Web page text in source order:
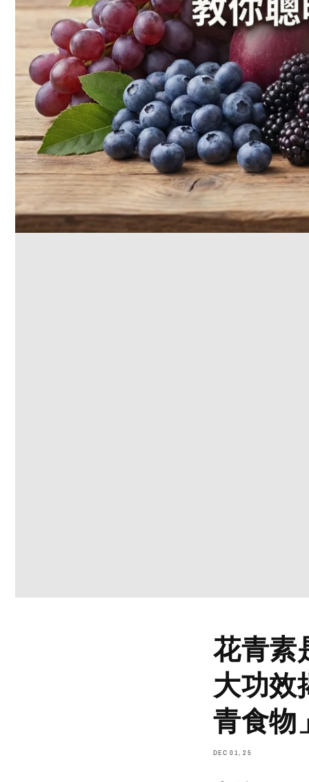
花青素
大功效
青食物
DEC 01, 25